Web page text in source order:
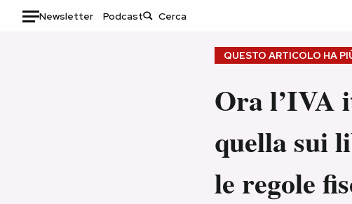
Newsletter Podcast
Consumismi
Storie/Idee
QUESTO ARTICOLO HA
Ora l’IVA
quella sui
le regole